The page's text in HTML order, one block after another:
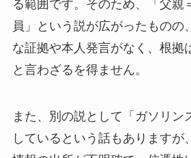
る範囲です。そのため、「父親
員」という説が広がったものの
な証拠や本人発言がなく、根拠
と言わざるを得ません。
また、別の説として「ガソリン
しているという話もありますが